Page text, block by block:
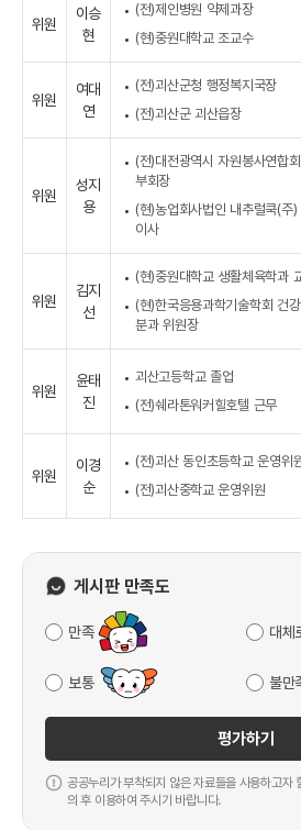
위원
이승
현
(전)제인병원 약제과장
(현)중원대학교 조교수
위원
여대
연
(전)괴산군청 행정복지국장
(전)괴산군 괴산읍장
위원
성지
용
(전)대전광역시 자원봉사연합
부회장
(현)농업회사법인 내추럴쿡(주)
이사
위원
김지
선
(현)중원대학교 생활체육학과
(현)한국응용과학기술학회 건
분과 위원장
위원
윤태
진
괴산고등학교 졸업
(전)쉐라톤워커힐호텔 근무
위원
이경
순
(전)괴산 동인초등학교 운영위
(전)괴산중학교 운영위원
게시판 만족도
만족 대체
보통 불만
평가하기
공공누리가 부착되지 않은 자료들을 사용하고자
의 후 이용하여 주시기 바랍니다.